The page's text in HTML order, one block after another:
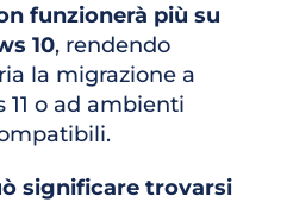
funzionerà più su
10, rendendo
la migrazione a
11 o ad ambienti
significare trovarsi